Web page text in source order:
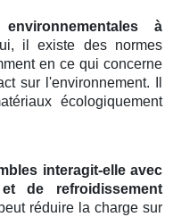
à
il existe des normes
en ce qui concerne
sur l'environnement. Il
écologiquement
interagit-elle avec
de refroidissement
réduire la charge sur